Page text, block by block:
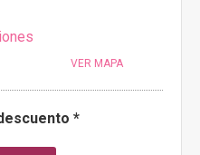
VER MAPA
*